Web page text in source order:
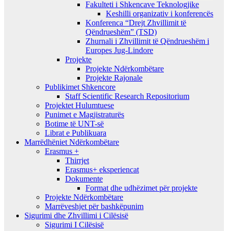
Fakulteti i Shkencave Teknologjike
Keshilli organizativ i konferencës
Konferenca “Drejt Zhvillimit të
Qëndrueshëm” (TSD)
Zhurnali i Zhvillimit të Qëndrueshëm i
Europes Jug-Lindore
Projekte
Projekte Ndërkombëtare
Projekte Rajonale
Publikimet Shkencore
Staff Scientific Research Repositorium
Projektet Hulumtuese
Punimet e Magjistraturës
Botime të UNT-së
Librat e Publikuara
Marrëdhëniet Ndërkombëtare
Erasmus +
Thirrjet
Erasmus+ eksperiencat
Dokumente
Format dhe udhëzimet për projekte
Projekte Ndërkombëtare
Marrëveshjet për bashkëpunim
Sigurimi dhe Zhvillimi i Cilësisë
Sigurimi I Cilësisë